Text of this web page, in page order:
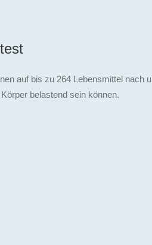
auf bis zu 264 Lebensmittel nach
belastend sein können.